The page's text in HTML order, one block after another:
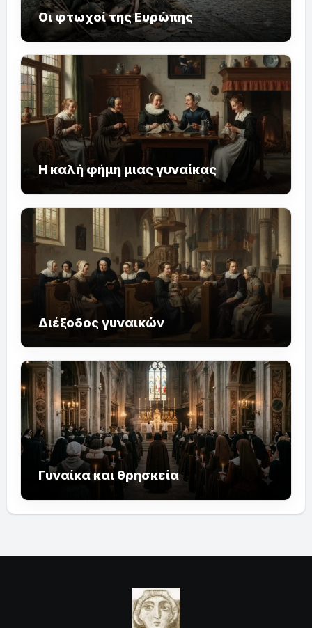
Οι φτωχοί της Ευρώπης
Η καλή φήμη μιας γυναίκας
Διέξοδος γυναικών
Γυναίκα και θρησκεία